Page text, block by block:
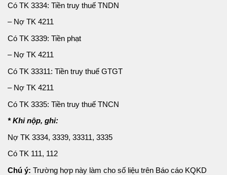
Có TK 3334: Tiền truy thuế TNDN
– Nợ TK 4211
Có TK 3339: Tiền phạt
– Nợ TK 4211
Có TK 33311: Tiền truy thuế GTGT
– Nợ TK 4211
Có TK 3335: Tiền truy thuế TNCN
* Khi nộp, ghi:
Nợ TK 3334, 3339, 33311, 3335
Có TK 111, 112
Chú ý: Trường hợp này làm cho số liệu trên Báo cáo KQKD